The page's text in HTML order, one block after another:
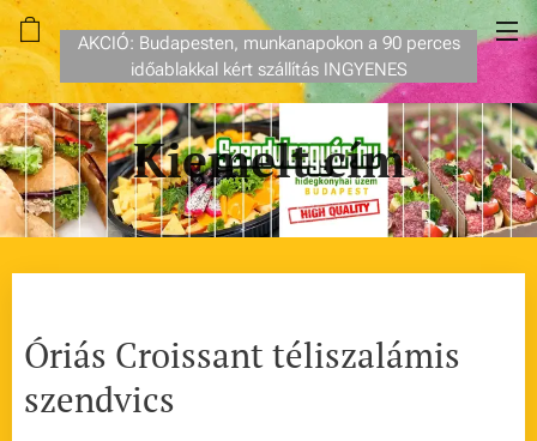
AKCIÓ: Budapesten, munkanapokon a 90 perces
időablakkal kért szállítás INGYENES
Kiemelt cím
Óriás Croissant téliszalámis
szendvics